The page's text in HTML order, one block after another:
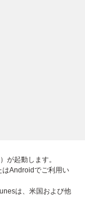
が起動します。
はAndroidでご利用い
は、米国および他